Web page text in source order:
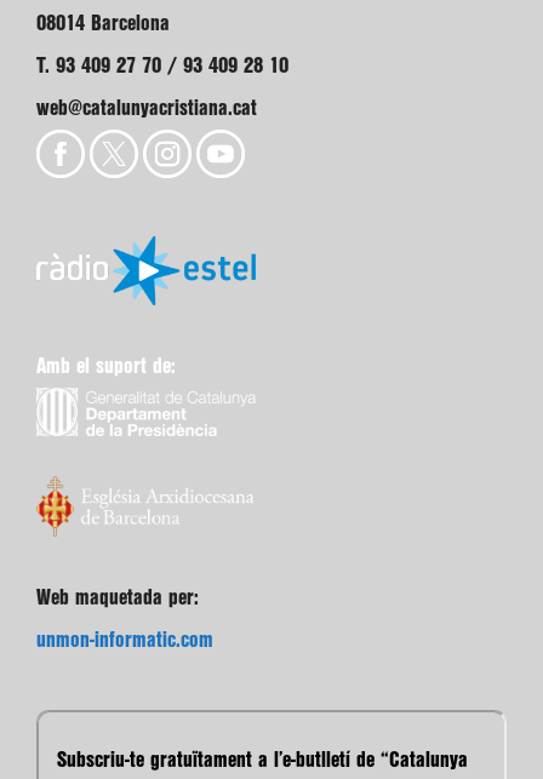
08014 Barcelona
T. 93 409 27 70 / 93 409 28 10
web@catalunyacristiana.cat
Amb el suport de:
Web maquetada per:
unmon-informatic.com
Subscriu-te gratuïtament a l’e-butlletí de “Catalunya